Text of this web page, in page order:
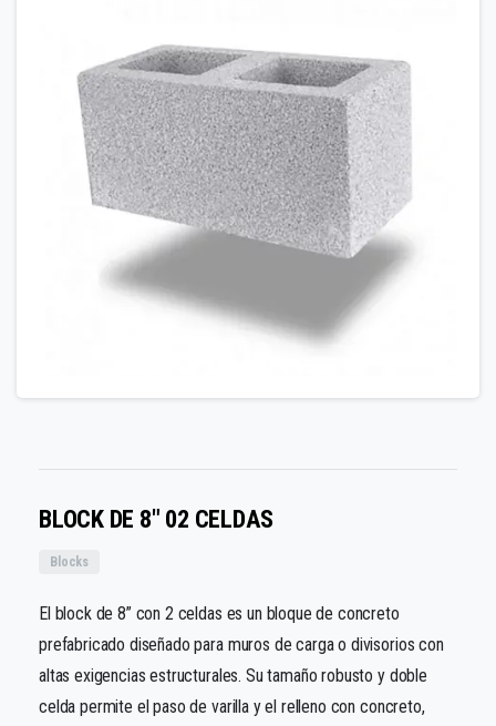
BLOCK DE 8″ 02 CELDAS
Blocks
El block de 8” con 2 celdas es un bloque de concreto
prefabricado diseñado para muros de carga o divisorios con
altas exigencias estructurales. Su tamaño robusto y doble
celda permite el paso de varilla y el relleno con concreto,